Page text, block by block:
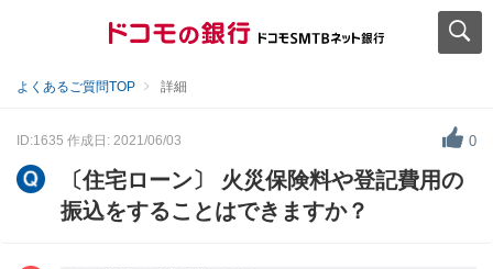
よくあるご質問TOP 詳細
ID:1635 作成日: 2021/06/03 0
〔住宅ローン〕 火災保険料や登記費用の
振込をすることはできますか？